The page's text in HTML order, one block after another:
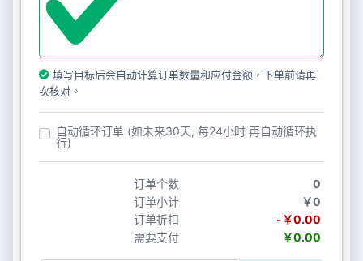
填写目标后会自动计算订单数量和应付金额，下单前请再
次核对。
自动循环订单 (如未来30天, 每24小时 再自动循环执
行)
订单个数
0
订单小计
￥0
订单折扣
-￥0.00
需要支付
￥0.00